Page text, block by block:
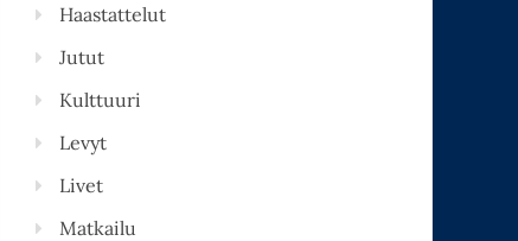
Haastattelut
Jutut
Kulttuuri
Levyt
Livet
Matkailu